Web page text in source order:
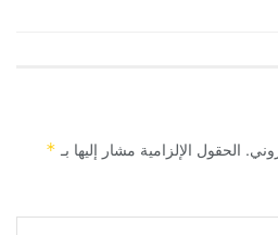
الحقول الإلزامية مشار إليها بـ *